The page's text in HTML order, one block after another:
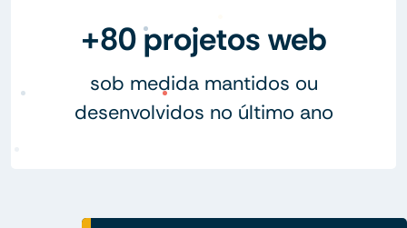
+80 projetos web
sob medida mantidos ou
desenvolvidos no último ano